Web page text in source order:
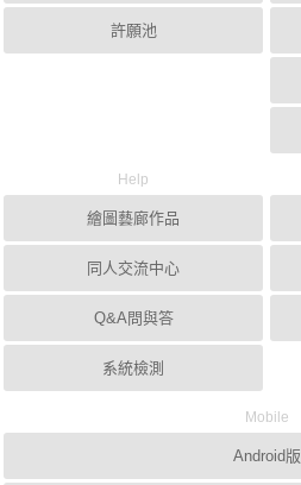
許願池
Help
繪圖藝廊作品
同人交流中心
Q&A問與答
系統檢測
Mobile
Android版